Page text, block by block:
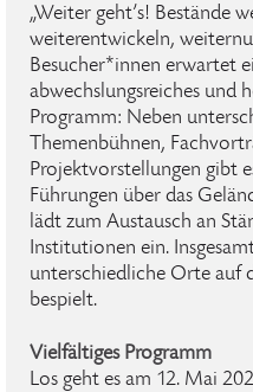
„Weiter geht’s! Bestände
weiterentwickeln,
Besucher*innen erwartet
abwechslungsreiches und
Programm: Neben
Themenbühnen,
Projektvorstellungen gibt
Führungen über das
lädt zum Austausch an
Institutionen ein.
unterschiedliche Orte auf
bespielt.
Vielfältiges Programm
Los geht es am 12. Mai